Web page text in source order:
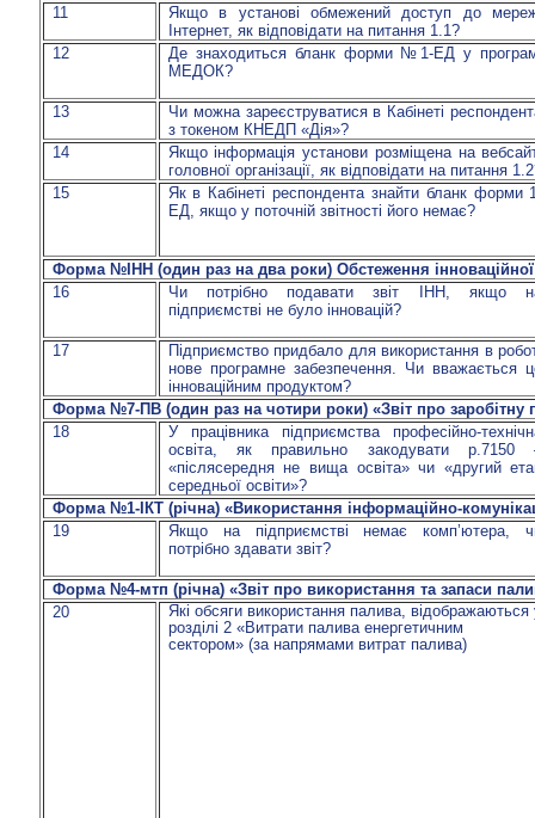
11
Якщо в установі обмежений доступ до
Інтернет, як відповідати на питання 1.1?
12
Де знаходиться бланк форми №1-ЕД у
МЕДОК?
13
Чи можна зареєструватися в Кабінеті
з токеном КНЕДП «Дія»?
14
Якщо інформація установи розміщена на
головної організації, як відповідати на питання
15
Як в Кабінеті респондента знайти бланк форми
ЕД, якщо у поточній звітності його немає?
Форма №ІНН (один раз на два роки) Обстеження інноваційної
16
Чи потрібно подавати звіт ІНН, якщо
підприємстві не було інновацій?
17
Підприємство придбало для використання в
нове програмне забезпечення. Чи вважається
інноваційним продуктом?
Форма №7-ПВ (один раз на чотири роки) «Звіт про заробітну
18
У працівника підприємства професійно-
освіта, як правильно закодувати р.7150
«післясередняне вища освіта» чи «другий
середньої освіти»?
Форма №1-ІКТ (річна) «Використання інформаційно-
19
Якщо на підприємстві немає комп’ютера,
потрібно здавати звіт?
Форма №4-мтп (річна) «Звіт про використання та запаси
20
Які обсяги використання палива, відображаються
розділі 2 «Витрати палива енергетичним
сектором» (за напрямами витрат палива)